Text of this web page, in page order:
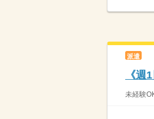
派遣
《
未経験